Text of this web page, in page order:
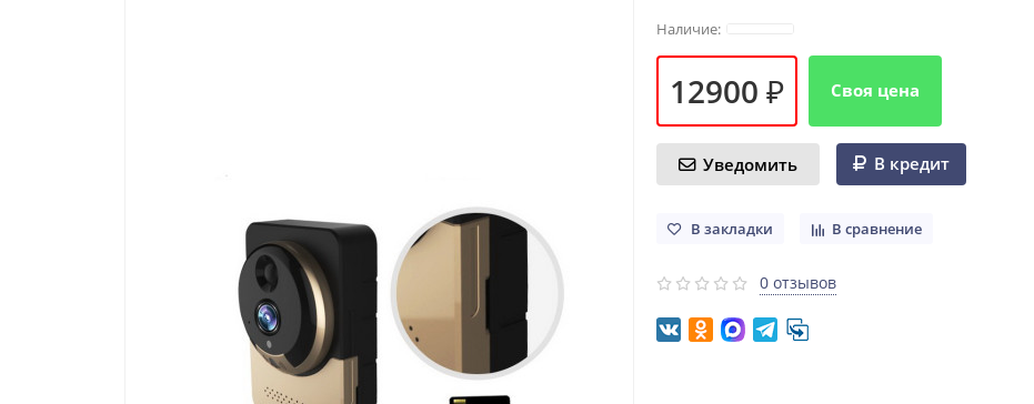
12900 ₽ Своя цена
Уведомить В кредит
В закладки В сравнение
0 отзывов